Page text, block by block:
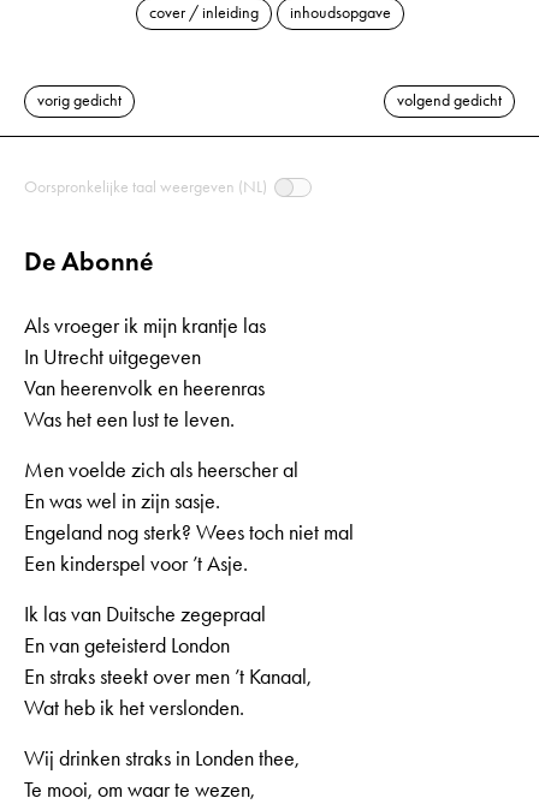
cover / inleiding inhoudsopgave
vorig gedicht volgend gedicht
Oorspronkelijke taal weergeven (NL)
De Abonné
Als vroeger ik mijn krantje las
In Utrecht uitgegeven
Van heerenvolk en heerenras
Was het een lust te leven.
Men voelde zich als heerscher al
En was wel in zijn sasje.
Engeland nog sterk? Wees toch niet mal
Een kinderspel voor ’t Asje.
Ik las van Duitsche zegepraal
En van geteisterd London
En straks steekt over men ’t Kanaal,
Wat heb ik het verslonden.
Wij drinken straks in Londen thee,
Te mooi, om waar te wezen,